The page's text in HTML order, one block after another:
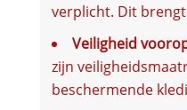
verplicht. Dit
Veiligheid
zijn
beschermende